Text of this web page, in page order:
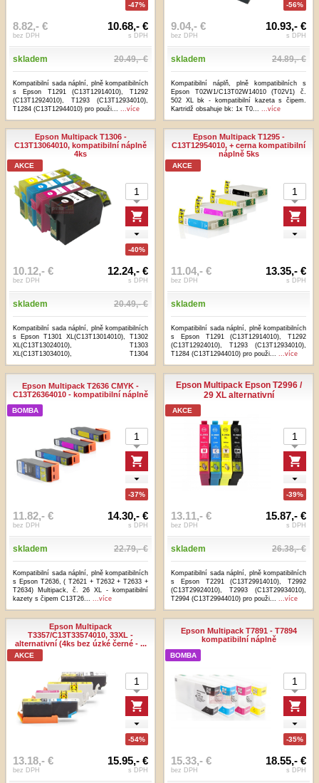
-47%
8.82,- €
bez DPH
10.68,- €
s DPH
skladem 20.49,- €
Kompatibilní sada náplní, plně kompatibilních
s Epson T1291 (C13T12914010), T1292
(C13T12924010), T1293 (C13T12934010),
T1284 (C13T12944010) pro použi... ...více
-56%
9.04,- €
bez DPH
10.93,- €
s DPH
skladem 24.89,- €
Kompatibilní náplň, plně kompatibilních s
Epson T02W1/C13T02W14010 (T02V1) č.
502 XL bk - kompatibilní kazeta s čipem.
Kartridž obsahuje bk: 1x T0... ...více
Epson Multipack T1306 -
C13T13064010, kompatibilní náplně
4ks
AKCE
-40%
10.12,- €
bez DPH
12.24,- €
s DPH
skladem 20.49,- €
Kompatibilní sada náplní, plně kompatibilních
s Epson T1301 XL(C13T13014010), T1302
XL(C13T13024010), T1303
XL(C13T13034010), T1304
Epson Multipack T1295 -
C13T12954010, + cerna kompatibilní
náplně 5ks
AKCE
11.04,- €
bez DPH
13.35,- €
s DPH
skladem
Kompatibilní sada náplní, plně kompatibilních
s Epson T1291 (C13T12914010), T1292
(C13T12924010), T1293 (C13T12934010),
T1284 (C13T12944010) pro použi... ...více
Epson Multipack T2636 CMYK -
C13T26364010 - kompatibilní náplně
BOMBA
-37%
11.82,- €
bez DPH
14.30,- €
s DPH
skladem 22.79,- €
Kompatibilní sada náplní, plně kompatibilních
s Epson T2636, ( T2621 + T2632 + T2633 +
T2634) Multipack, č. 26 XL - kompatibilní
kazety s čipem C13T26... ...více
Epson Multipack Epson T2996 /
29 XL alternativní
AKCE
-39%
13.11,- €
bez DPH
15.87,- €
s DPH
skladem 26.38,- €
Kompatibilní sada náplní, plně kompatibilních
s Epson T2291 (C13T29914010), T2992
(C13T29924010), T2993 (C13T29934010),
T2994 (C13T29944010) pro použi... ...více
Epson Multipack
T3357/C13T33574010, 33XL -
alternativní (4ks bez úzké černé - ...
AKCE
-54%
13.18,- €
bez DPH
15.95,- €
s DPH
Epson Multipack T7891 - T7894
kompatibilní náplně
BOMBA
-35%
15.33,- €
bez DPH
18.55,- €
s DPH